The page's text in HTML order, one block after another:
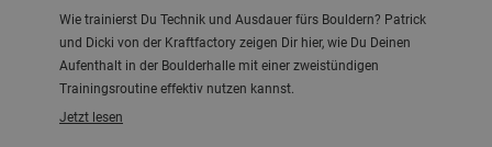
Wie trainierst Du Technik und Ausdauer fürs Bouldern? Patrick
und Dicki von der Kraftfactory zeigen Dir hier, wie Du Deinen
Aufenthalt in der Boulderhalle mit einer zweistündigen
Trainingsroutine effektiv nutzen kannst.
Jetzt lesen